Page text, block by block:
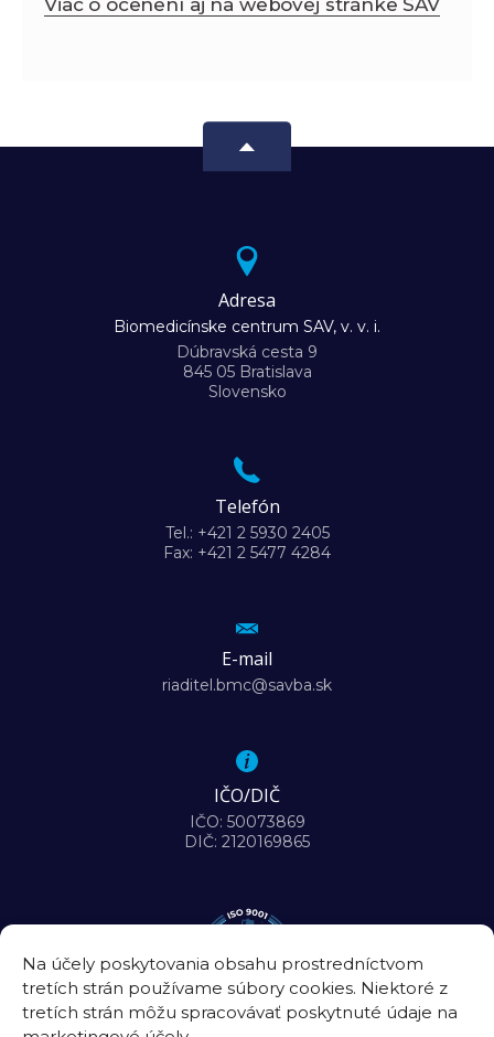
Na účely poskytovania obsahu prostredníctvom
tretích strán používame súbory cookies. Niektoré z
tretích strán môžu spracovávať poskytnuté údaje na
Adresa
Biomedicínske centrum SAV, v. v. i.
Dúbravská cesta 9
845 05 Bratislava
Slovensko
Telefón
Tel.: +421 2 5930 2405
Fax: +421 2 5477 4284
E-mail
riaditel.bmc@savba.sk
IČO/DIČ
IČO: 50073869
DIČ: 2120169865